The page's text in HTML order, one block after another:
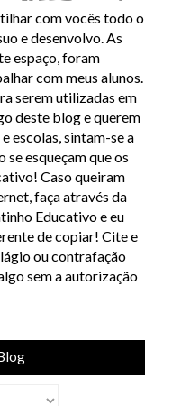
com vocês todo o
e desenvolvo. As
espaço, foram
com meus alunos.
serem utilizadas em
deste blog e querem
escolas, sintam-se a
esqueçam que os
Caso queiram
faça através da
Educativo e eu
de copiar! Cite e
ou contrafação
sem a autorização